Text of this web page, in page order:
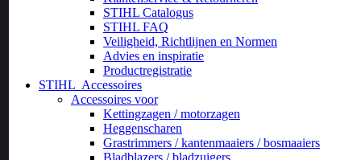
STIHL Catalogus
STIHL FAQ
Veiligheid, Richtlijnen en Normen
Advies en inspiratie
Productregistratie
STIHL Accessoires
Accessoires voor
Kettingzagen / motorzagen
Heggenscharen
Grastrimmers / kantenmaaiers / bosmaaiers